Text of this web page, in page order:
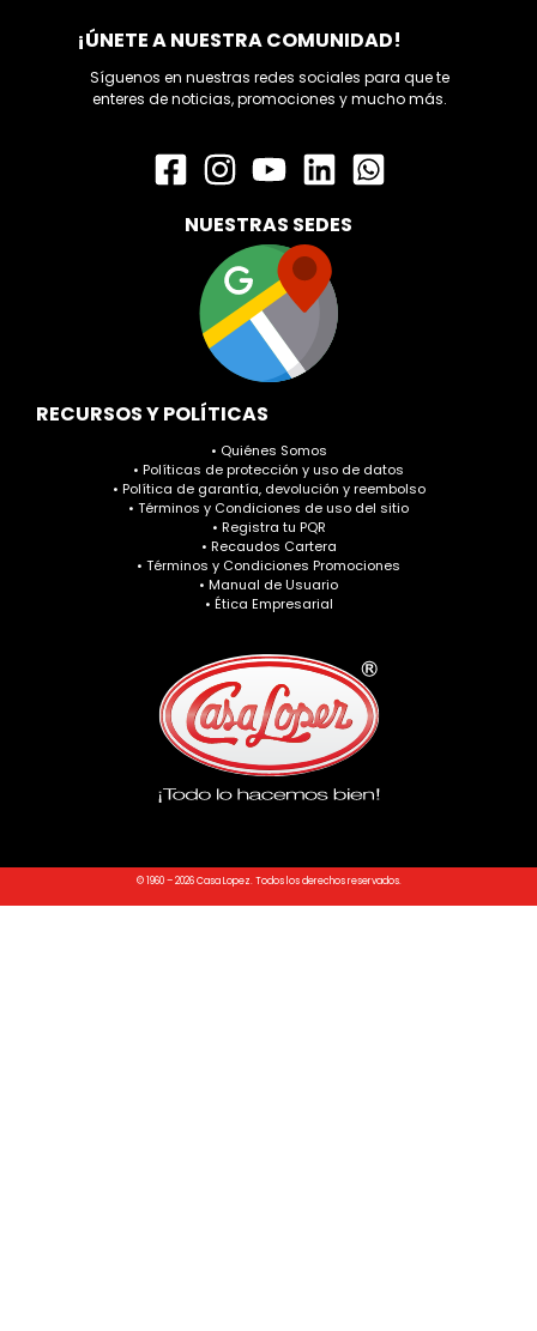
¡ÚNETE A NUESTRA COMUNIDAD!
Síguenos en nuestras redes sociales para que te
enteres de noticias, promociones y mucho más.
NUESTRAS SEDES
RECURSOS Y POLÍTICAS
• Quiénes Somos
• Políticas de protección y uso de datos
• Política de garantía, devolución y reembolso
• Términos y Condiciones de uso del sitio
• Registra tu PQR
• Recaudos Cartera
• Términos y Condiciones Promociones
• Manual de Usuario
• Ética Empresarial
© 1960 – 2026 Casa Lopez. Todos los derechos reservados.